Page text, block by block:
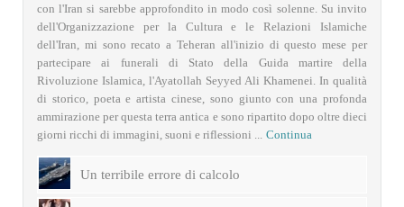
con l'Iran si sarebbe approfondito in modo così solenne. Su invito
dell'Organizzazione per la Cultura e le Relazioni Islamiche
dell'Iran, mi sono recato a Teheran all'inizio di questo mese per
partecipare ai funerali di Stato della Guida martire della
Rivoluzione Islamica, l'Ayatollah Seyyed Ali Khamenei. In qualità
di storico, poeta e artista cinese, sono giunto con una profonda
ammirazione per questa terra antica e sono ripartito dopo oltre dieci
giorni ricchi di immagini, suoni e riflessioni ...
Continua
Un terribile errore di calcolo